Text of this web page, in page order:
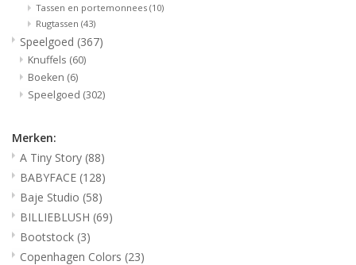
Tassen en portemonnees (10)
Rugtassen (43)
Speelgoed (367)
Knuffels (60)
Boeken (6)
Speelgoed (302)
Merken:
A Tiny Story (88)
BABYFACE (128)
Baje Studio (58)
BILLIEBLUSH (69)
Bootstock (3)
Copenhagen Colors (23)